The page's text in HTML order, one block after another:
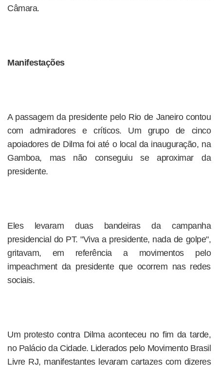
Câmara.
Manifestações
A passagem da presidente pelo Rio de Janeiro contou
com admiradores e críticos. Um grupo de cinco
apoiadores de Dilma foi até o local da inauguração, na
Gamboa, mas não conseguiu se aproximar da
presidente.
Eles levaram duas bandeiras da campanha
presidencial do PT. "Viva a presidente, nada de golpe",
gritavam, em referência a movimentos pelo
impeachment da presidente que ocorrem nas redes
sociais.
Um protesto contra Dilma aconteceu no fim da tarde,
no Palácio da Cidade. Liderados pelo Movimento Brasil
Livre RJ, manifestantes levaram cartazes com dizeres